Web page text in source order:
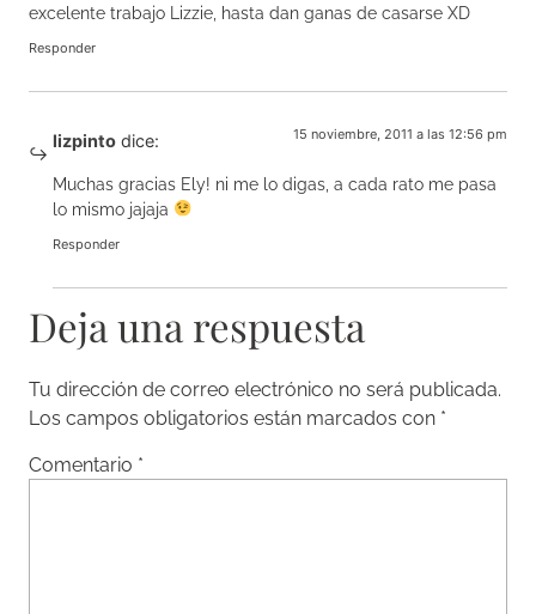
excelente trabajo Lizzie, hasta dan ganas de casarse XD
Responder
lizpinto dice: 15 noviembre, 2011 a las 12:56 pm
Muchas gracias Ely! ni me lo digas, a cada rato me pasa
lo mismo jajaja
Responder
Deja una respuesta
Tu dirección de correo electrónico no será publicada.
Los campos obligatorios están marcados con *
Comentario *